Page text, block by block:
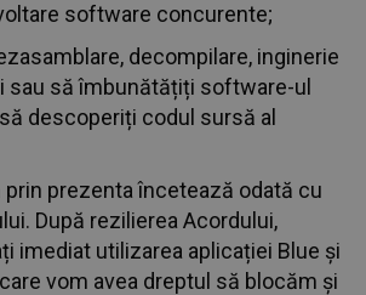
software concurente;
decompilare, inginerie
sau să îmbunătățiți software-ul
descoperiți codul sursă al
prin prezenta încetează odată cu
După rezilierea Acordului,
imediat utilizarea aplicației Blue și
vom avea dreptul să blocăm și